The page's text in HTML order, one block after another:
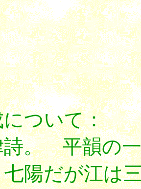
ついて：
。 平韻の一
陽だが江は